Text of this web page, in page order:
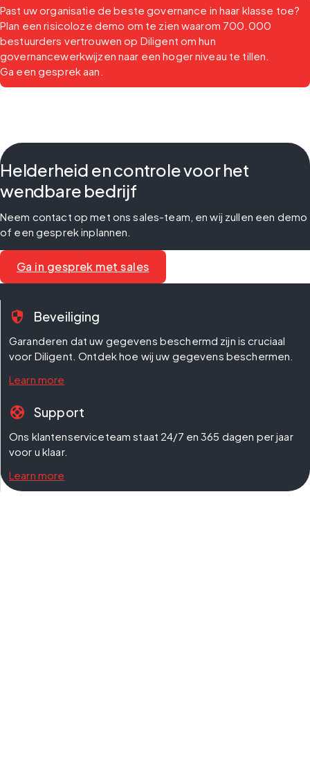
Past uw organisatie de beste governance in haar klasse toe?
Plan een risicoloze demo om te zien waarom 700.000
bestuurders vertrouwen op Diligent om hun
governancewerkwijzen naar een hoger niveau te tillen.
Ga een gesprek aan.
Helderheid en controle voor het
wendbare bedrijf
Neem contact op met ons sales-team, en wij zullen een demo
of een gesprek inplannen.
Ga in gesprek met sales
security Beveiliging
Garanderen dat uw gegevens beschermd zijn is cruciaal
voor Diligent. Ontdek hoe wij uw gegevens beschermen.
Learn more
support Support
Ons klantenserviceteam staat 24/7 en 365 dagen per jaar
voor u klaar.
Learn more